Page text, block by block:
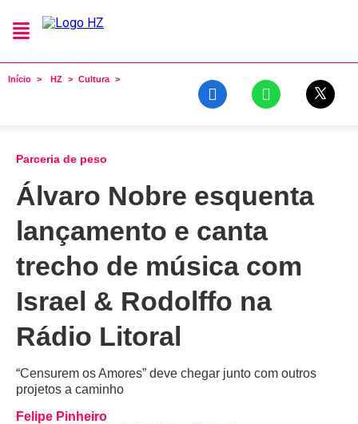
Início HZ Cultura
Parceria de peso
Álvaro Nobre esquenta
lançamento e canta
trecho de música com
Israel & Rodolffo na
Rádio Litoral
“Censurem os Amores” deve chegar junto com outros
projetos a caminho
Felipe Pinheiro